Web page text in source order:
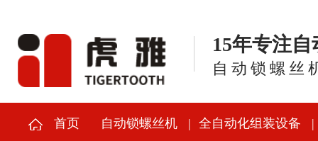
15年专注
自动锁螺丝
首页 自动锁螺丝机 全自动化组装设备